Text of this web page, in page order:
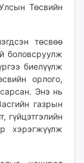
Төсвийн
төсвөө
боловсруулж
биелүүлж
орлого,
Энэ нь
газрын
гүйцэтгэлийн
хэрэгжүүлж